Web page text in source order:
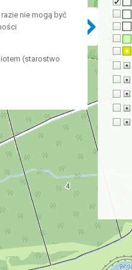
nie mogą być
(starostwo